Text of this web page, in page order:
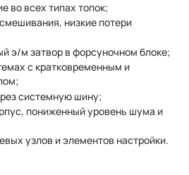
во всех типах топок;
низкие потери
э/м затвор в форсуночном блоке;
с кратковременным и
системную шину;
пониженный уровень шума и
узлов и элементов настройки.